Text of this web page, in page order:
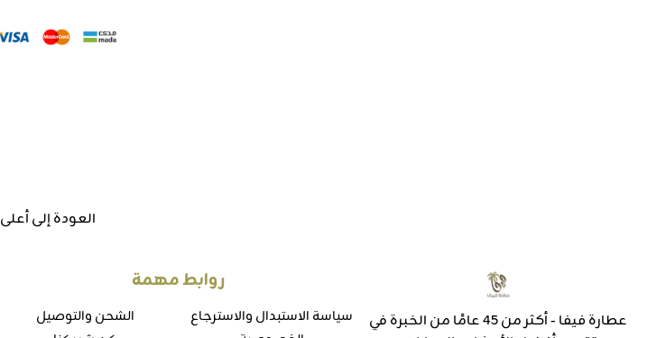
العودة إلى أعلى
عطارة فيفا - أكثر من 45 عامًا من الخبرة في
روابط مهمة
سياسة الاستبدال والاسترجاع
الشحن والتوصيل